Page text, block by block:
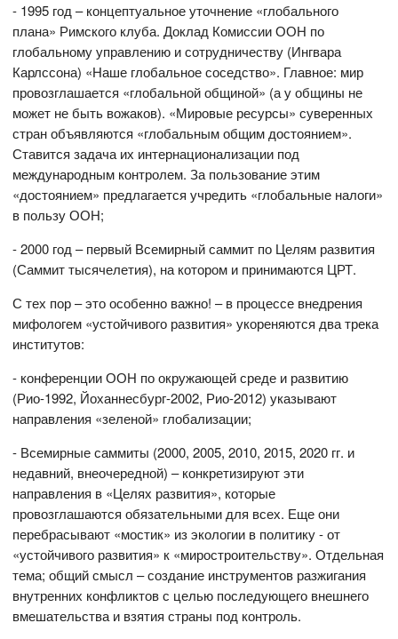
- 1995 год – концептуальное уточнение «глобального
плана» Римского клуба. Доклад Комиссии ООН по
глобальному управлению и сотрудничеству (Ингвара
Карлссона) «Наше глобальное соседство». Главное: мир
провозглашается «глобальной общиной» (а у общины не
может не быть вожаков). «Мировые ресурсы» суверенных
стран объявляются «глобальным общим достоянием».
Ставится задача их интернационализации под
международным контролем. За пользование этим
«достоянием» предлагается учредить «глобальные налоги»
в пользу ООН;
- 2000 год – первый Всемирный саммит по Целям развития
(Саммит тысячелетия), на котором и принимаются ЦРТ.
С тех пор – это особенно важно! – в процессе внедрения
мифологем «устойчивого развития» укореняются два трека
институтов:
- конференции ООН по окружающей среде и развитию
(Рио-1992, Йоханнесбург-2002, Рио-2012) указывают
направления «зеленой» глобализации;
- Всемирные саммиты (2000, 2005, 2010, 2015, 2020 гг. и
недавний, внеочередной) – конкретизируют эти
направления в «Целях развития», которые
провозглашаются обязательными для всех. Еще они
перебрасывают «мостик» из экологии в политику - от
«устойчивого развития» к «миростроительству». Отдельная
тема; общий смысл – создание инструментов разжигания
внутренних конфликтов с целью последующего внешнего
вмешательства и взятия страны под контроль.